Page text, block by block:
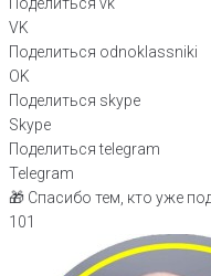
Поделиться vk
VK
Поделиться odnoklassniki
OK
Поделиться skype
Skype
Поделиться telegram
Telegram
🎁 Спасибо тем, кто уже
101